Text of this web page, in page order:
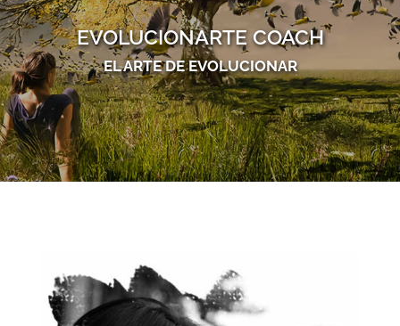
EVOLUCIONARTE COACH
EL ARTE DE EVOLUCIONAR